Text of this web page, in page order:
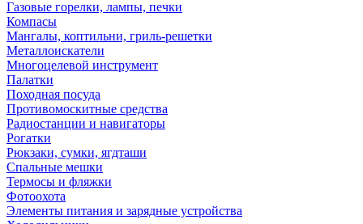
Газовые горелки, лампы, печки
Компасы
Мангалы, коптильни, гриль-решетки
Металлоискатели
Многоцелевой инструмент
Палатки
Походная посуда
Противомоскитные средства
Радиостанции и навигаторы
Рогатки
Рюкзаки, сумки, ягдташи
Спальные мешки
Термосы и фляжки
Фотоохота
Элементы питания и зарядные устройства